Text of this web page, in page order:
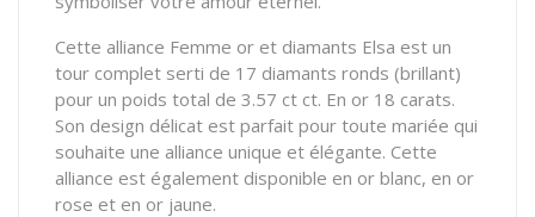
Cette alliance Femme or et diamants Elsa est un
tour complet serti de 17 diamants ronds (brillant)
pour un poids total de 3.57 ct ct. En or 18 carats.
Son design délicat est parfait pour toute mariée qui
souhaite une alliance unique et élégante. Cette
alliance est également disponible en or blanc, en or
rose et en or jaune.